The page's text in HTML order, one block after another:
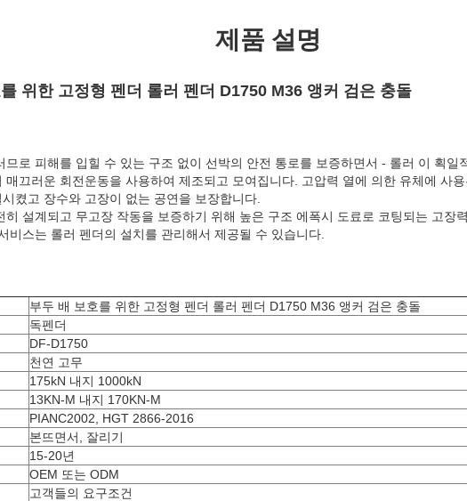
제품 설명
위한 고정형 펜더 롤러 펜더 D1750 M36 앵커 검은 충돌
므로 피해를 입힐 수 있는 구조 없이 선박의 안전 통로를 보증하면서 - 롤러 이 획일
매끄러운 회전운동을 사용하여 제조되고 모여집니다. 고압력 열에 의한 유체에 사
켰고 장수와 고장이 없는 공연을 보장합니다.
히 설계되고 무고장 작동을 보증하기 위해 높은 구조 에폭시 도료로 코팅되는 고장
비스는 롤러 펜더의 설치를 관리해서 제공될 수 있습니다.
부두 배 보호를 위한 고정형 펜더 롤러 펜더 D1750 M36 앵커 검은 충돌
독펜더
DF-D1750
천연 고무
175kN 내지 1000kN
13KN-M 내지 170KN-M
PIANC2002, HGT 2866-2016
본뜨면서, 잘리기
15-20년
OEM 또는 ODM
고객들의 요구조건